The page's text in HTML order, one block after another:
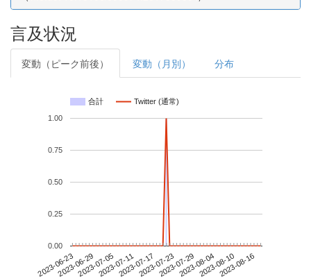
言及状況
変動（ピーク前後） 変動（月別） 分布
合計 Twitter (通常)
2023-06-232023-06-292023-07-052023-07-112023-07-172023-07-232023-07-292023-08-042023-08-102023-08-16
0.00
0.25
0.50
0.75
1.00